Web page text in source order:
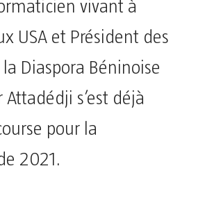
vivant à
USA et Président des
Diaspora Béninoise
Attadédji s’est déjà
pour la
2021.